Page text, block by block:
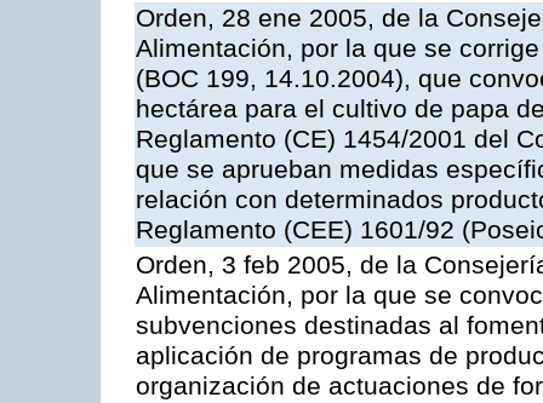
Orden, 28 ene 2005, de la
Alimentación, por la que se
(BOC 199, 14.10.2004), que
hectárea para el cultivo de papa
Reglamento (CE) 1454/2001 del
que se aprueban medidas
relación con determinados
Reglamento (CEE) 1601/92
Orden, 3 feb 2005, de la
Alimentación, por la que se
subvenciones destinadas al
aplicación de programas de
organización de actuaciones de